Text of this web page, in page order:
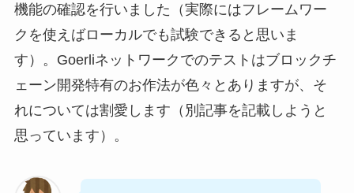
機能の確認を行いました（実際にはフレームワー
クを使えばローカルでも試験できると思いま
す）。Goerliネットワークでのテストはブロックチ
ェーン開発特有のお作法が色々とありますが、そ
れについては割愛します（別記事を記載しようと
思っています）。